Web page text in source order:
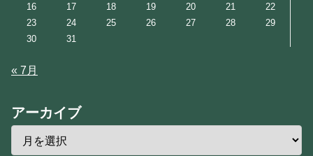
16
17 18 19 20 21
22
23
24 25 26 27 28
29
30
31
« 7月
アーカイブ